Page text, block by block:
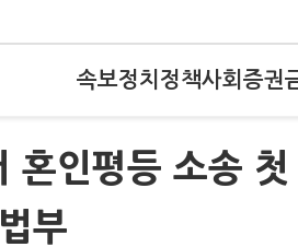
속보정치 정책사회 증권
혼인평등 소송
부